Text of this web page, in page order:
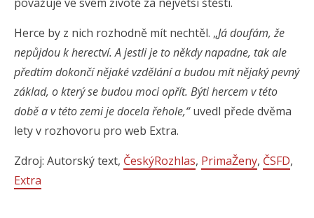
Herce by z nich rozhodně mít nechtěl. „Já doufám, že
nepůjdou k herectví. A jestli je to někdy napadne, tak ale
předtím dokončí nějaké vzdělání a budou mít nějaký pevný
základ, o který se budou moci opřít. Býti hercem v této
době a v této zemi je docela řehole,“uvedl přede dvěma
lety v rozhovoru pro web Extra.
Zdroj: Autorský text, ČeskýRozhlas, PrimaŽeny, ČSFD,
Extra